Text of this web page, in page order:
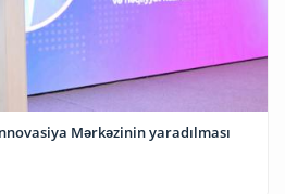
Mərkəzinin yaradılması